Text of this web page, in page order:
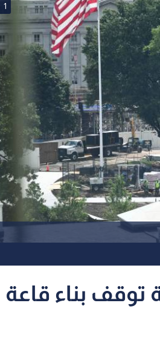
1
توقف بناء قاعة